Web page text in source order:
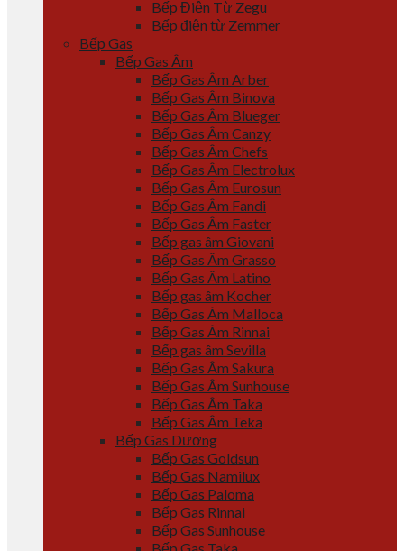
Bếp Điện Từ Zegu
Bếp điện từ Zemmer
Bếp Gas
Bếp Gas Âm
Bếp Gas Âm Arber
Bếp Gas Âm Binova
Bếp Gas Âm Blueger
Bếp Gas Âm Canzy
Bếp Gas Âm Chefs
Bếp Gas Âm Electrolux
Bếp Gas Âm Eurosun
Bếp Gas Âm Fandi
Bếp Gas Âm Faster
Bếp gas âm Giovani
Bếp Gas Âm Grasso
Bếp Gas Âm Latino
Bếp gas âm Kocher
Bếp Gas Âm Malloca
Bếp Gas Âm Rinnai
Bếp gas âm Sevilla
Bếp Gas Âm Sakura
Bếp Gas Âm Sunhouse
Bếp Gas Âm Taka
Bếp Gas Âm Teka
Bếp Gas Dương
Bếp Gas Goldsun
Bếp Gas Namilux
Bếp Gas Paloma
Bếp Gas Rinnai
Bếp Gas Sunhouse